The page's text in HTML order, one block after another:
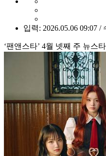
입력: 2026.05.06 09:07 /
‘팬앤스타’ 4월 넷째 주 뉴스